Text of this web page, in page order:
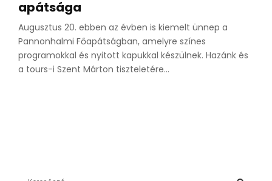
apátsága
Augusztus 20. ebben az évben is kiemelt ünnep a
Pannonhalmi Főapátságban, amelyre színes
programokkal és nyitott kapukkal készülnek. Hazánk és
a tours-i Szent Márton tiszteletére...